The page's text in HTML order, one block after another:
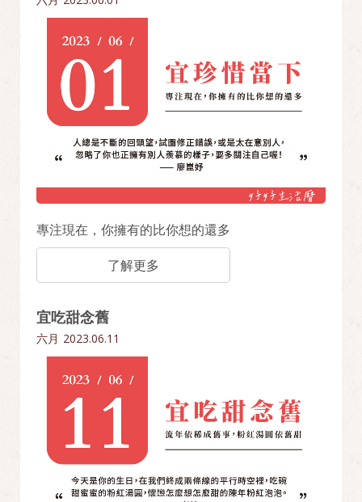
專注現在，你擁有的比你想的還多
了解更多
宜吃甜念舊
六月 2023.06.11